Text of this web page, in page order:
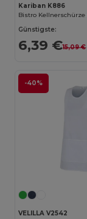
Kariban K886
Günstigste:
6,39 €15,09 €
-40%
VELILLA V2542